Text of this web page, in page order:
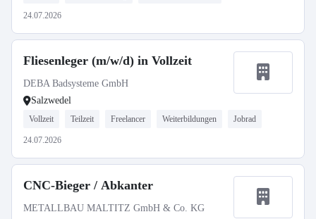
24.07.2026
Fliesenleger (m/w/d) in Vollzeit
DEBA Badsysteme GmbH
Salzwedel
Vollzeit Teilzeit Freelancer Weiterbildungen Jobrad
24.07.2026
CNC-Bieger / Abkanter
METALLBAU MALTITZ GmbH & Co. KG